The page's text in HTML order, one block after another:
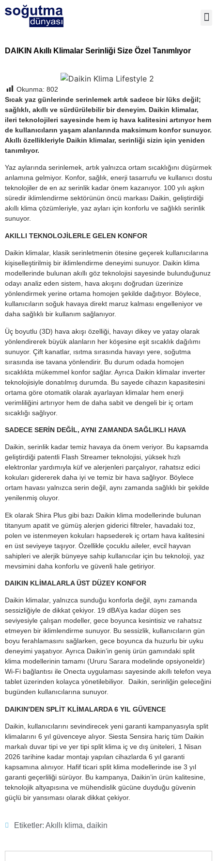
DAIKIN Akıllı Klimalar Serinliği Size Özel Tanımlıyor
Okunma: 802
Sıcak yaz günlerinde serinlemek artık sadece bir lüks değil;
sağlıklı, akıllı ve sürdürülebilir bir deneyim. Daikin klimalar,
ileri teknolojileri sayesinde hem iç hava kalitesini artırıyor hem
de kullanıcıların yaşam alanlarında maksimum konfor sunuyor.
Akıllı özellikleriyle Daikin klimalar, serinliği sizin için yeniden
tanımlıyor.
Yaz aylarında serinlemek, artık yalnızca ortam sıcaklığını düşürmek
anlamına gelmiyor. Konfor, sağlık, enerji tasarrufu ve kullanıcı dostu
teknolojiler de en az serinlik kadar önem kazanıyor. 100 yılı aşkın
süredir iklimlendirme sektörünün öncü markası Daikin, geliştirdiği
akıllı klima çözümleriyle, yaz ayları için konforlu ve sağlıklı serinlik
sunuyor.
AKILLI TEKNOLOJİLERLE GELEN KONFOR
Daikin klimalar, klasik serinletmenin ötesine geçerek kullanıcılarına
kişiselleştirilmiş bir iklimlendirme deneyimi sunuyor. Daikin klima
modellerinde bulunan akıllı göz teknolojisi sayesinde bulunduğunuz
odayı analiz eden sistem, hava akışını doğrudan üzerinize
yönlendirmek yerine ortama homojen şekilde dağıtıyor. Böylece,
kullanıcıların soğuk havaya direkt maruz kalması engelleniyor ve
daha sağlıklı bir kullanım sağlanıyor.
Üç boyutlu (3D) hava akışı özelliği, havayı dikey ve yatay olarak
yönlendirerek büyük alanların her köşesine eşit sıcaklık dağılımı
sunuyor. Çift kanatlar, ısıtma sırasında havayı yere, soğutma
sırasında ise tavana yönlendirir. Bu durum odada homojen
sıcaklıkta mükemmel konfor sağlar. Ayrıca Daikin klimalar inverter
teknolojisiyle donatılmış durumda. Bu sayede cihazın kapasitesini
ortama göre otomatik olarak ayarlayan klimalar hem enerji
verimliliğini artırıyor hem de daha sabit ve dengeli bir iç ortam
sıcaklığı sağlıyor.
SADECE SERİN DEĞİL, AYNI ZAMANDA SAĞLIKLI HAVA
Daikin, serinlik kadar temiz havaya da önem veriyor. Bu kapsamda
geliştirdiği patentli Flash Streamer teknolojisi, yüksek hızlı
elektronlar yardımıyla küf ve alerjenleri parçalıyor, rahatsız edici
kokuları gidererek daha iyi ve temiz bir hava sağlıyor. Böylece
ortam havası yalnızca serin değil, aynı zamanda sağlıklı bir şekilde
yenilenmiş oluyor.
Ek olarak Shira Plus gibi bazı Daikin klima modellerinde bulunan
titanyum apatit ve gümüş alerjen giderici filtreler, havadaki toz,
polen ve istenmeyen kokuları hapsederek iç ortam hava kalitesini
en üst seviyeye taşıyor. Özellikle çocuklu aileler, evcil hayvan
sahipleri ve alerjik bünyeye sahip kullanıcılar için bu teknoloji, yaz
mevsimini daha konforlu ve güvenli hale getiriyor.
DAIKIN KLİMALARLA ÜST DÜZEY KONFOR
Daikin klimalar, yalnızca sunduğu konforla değil, aynı zamanda
sessizliğiyle de dikkat çekiyor. 19 dBA’ya kadar düşen ses
seviyesiyle çalışan modeller, gece boyunca kesintisiz ve rahatsız
etmeyen bir iklimlendirme sunuyor. Bu sessizlik, kullanıcıların gün
boyu ferahlamasını sağlarken, gece boyunca da huzurlu bir uyku
deneyimi yaşatıyor. Ayrıca Daikin’in geniş ürün gamındaki split
klima modellerinin tamamı (Ururu Sarara modelinde opsiyoneldir)
Wi-Fi bağlantısı ile Onecta uygulaması sayesinde akıllı telefon veya
tablet üzerinden kolayca yönetilebiliyor. Daikin, serinliğin geleceğini
bugünden kullanıcılarına sunuyor.
DAIKIN’DEN SPLİT KLİMALARDA 6 YIL GÜVENCE
Daikin, kullanıcılarını sevindirecek yeni garanti kampanyasıyla split
klimalarını 6 yıl güvenceye alıyor. Siesta Sensira hariç tüm Daikin
markalı duvar tipi ve yer tipi split klima iç ve dış üniteleri, 1 Nisan
2026 tarihine kadar montajı yapılan cihazlarda 6 yıl garanti
kapsamına alınıyor. Hafif ticari split klima modellerinde ise 3 yıl
garanti geçerliliği sürüyor. Bu kampanya, Daikin’in ürün kalitesine,
teknolojik altyapısına ve mühendislik gücüne duyduğu güvenin
güçlü bir yansıması olarak dikkat çekiyor.
Etiketler: Akıllı klima, daikin